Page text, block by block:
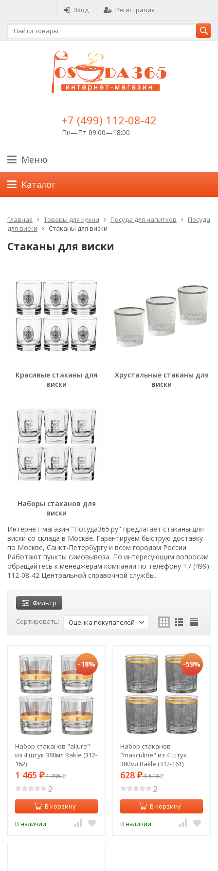
Вход Регистрация
+7 (499) 112-08-42
Пн—Пт 09:00—18:00
Меню
Каталог
Главная Товары для кухни Посуда для напитков
Посуда
для виски
Стаканы для виски
Стаканы для виски
Красивые стаканы для
виски
Хрустальные стаканы для
виски
Наборы стаканов для
виски
Интернет-магазин "Посуда365.ру" предлагает стаканы для
виски со склада в Москве. Гарантируем быструю доставку
по Москве, Санкт-Петербургу и всем городам России.
Работают пункты самовывоза. По интересующим вопросам
обращайтесь к менеджерам компании по телефону +7 (499)
112-08-42 Центральной справочной службы.
Фильтр
Сортировать: Оценка покупателей
-18%
Набор стаканов "allure"
из 4 штук 380мл Rakle (312-
162)
1 465 ₽1 795₽
0
В корзину
В наличии
-59%
Набор стаканов
"masculine" из 4 штук
380мл Rakle (312-161)
628 ₽1 518₽
0
В корзину
В наличии